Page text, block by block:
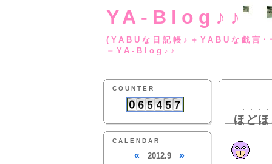
YA-Blog♪♪
(YABUな日記帳♪
＝YA-Blog♪♪
COUNTER
CALENDAR
« 2012.9 »
ほど